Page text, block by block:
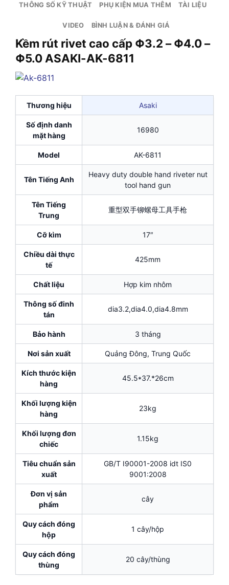
THÔNG SỐ KỸ THUẬT PHỤ KIỆN MUA THÊM TÀI LIỆU
VIDEO BÌNH LUẬN & ĐÁNH GIÁ
Kềm rút rivet cao cấp Φ3.2 – Φ4.0 –
Φ5.0 ASAKI-AK-6811
Thương hiệu Asaki
Số định danh
mặt hàng
16980
Model AK-6811
Tên Tiếng Anh
Heavy duty double hand riveter nut
tool hand gun
Tên Tiếng
Trung
重型双手铆螺母工具手枪
Cỡ kìm 17″
Chiều dài thực
tế
425mm
Chất liệu Hợp kim nhôm
Thông số đinh
tán
dia3.2,dia4.0,dia4.8mm
Bảo hành 3 tháng
Nơi sản xuất Quảng Đông, Trung Quốc
Kích thước kiện
hàng
45.5*37.*26cm
Khối lượng kiện
hàng
23kg
Khối lượng đơn
chiếc
1.15kg
Tiêu chuẩn sản
xuất
GB/T I90001-2008 idt IS0
9001:2008
Đơn vị sản
phẩm
cây
Quy cách đóng
hộp
1 cây/hộp
Quy cách đóng
thùng
20 cây/thùng